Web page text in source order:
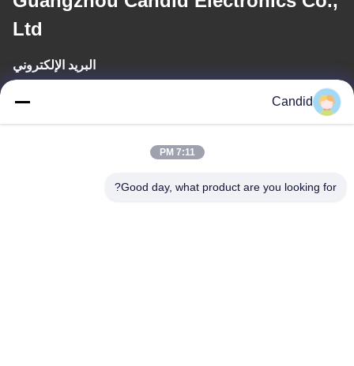
Ltd
البريد الإلكتروني
sales2@candidelectronics.com
Candid
7:11 PM
Good day, what product are you looking for?